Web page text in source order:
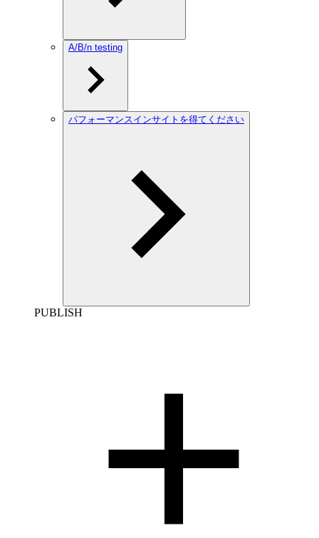
A/B/n testing
パフォーマンスインサイトを得てください
PUBLISH